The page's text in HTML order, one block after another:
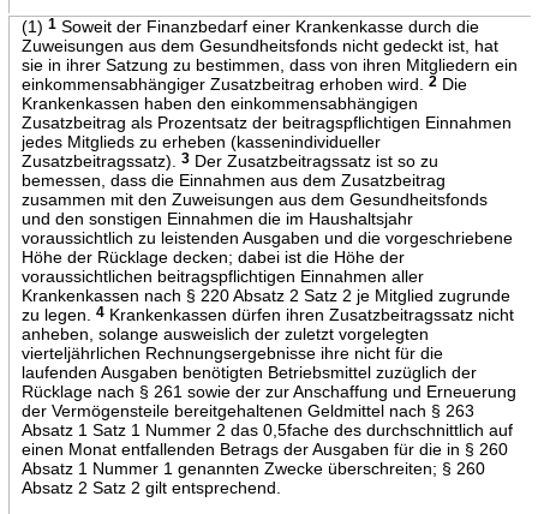
(1) 1Soweit der Finanzbedarf einer Krankenkasse durch die
Zuweisungen aus dem Gesundheitsfonds nicht gedeckt ist, hat
sie in ihrer Satzung zu bestimmen, dass von ihren Mitgliedern ein
einkommensabhängiger Zusatzbeitrag erhoben wird.
2Die
Krankenkassen haben den einkommensabhängigen
Zusatzbeitrag als Prozentsatz der beitragspflichtigen Einnahmen
jedes Mitglieds zu erheben (kassenindividueller
Zusatzbeitragssatz).
3Der Zusatzbeitragssatz ist so zu
bemessen, dass die Einnahmen aus dem Zusatzbeitrag
zusammen mit den Zuweisungen aus dem Gesundheitsfonds
und den sonstigen Einnahmen die im Haushaltsjahr
voraussichtlich zu leistenden Ausgaben und die vorgeschriebene
Höhe der Rücklage decken; dabei ist die Höhe der
voraussichtlichen beitragspflichtigen Einnahmen aller
Krankenkassen nach § 220 Absatz 2 Satz 2 je Mitglied zugrunde
zu legen.
4Krankenkassen dürfen ihren Zusatzbeitragssatz nicht
anheben, solange ausweislich der zuletzt vorgelegten
vierteljährlichen Rechnungsergebnisse ihre nicht für die
laufenden Ausgaben benötigten Betriebsmittel zuzüglich der
Rücklage nach § 261 sowie der zur Anschaffung und Erneuerung
der Vermögensteile bereitgehaltenen Geldmittel nach § 263
Absatz 1 Satz 1 Nummer 2 das 0,5fache des durchschnittlich auf
einen Monat entfallenden Betrags der Ausgaben für die in § 260
Absatz 1 Nummer 1 genannten Zwecke überschreiten; § 260
Absatz 2 Satz 2 gilt entsprechend.